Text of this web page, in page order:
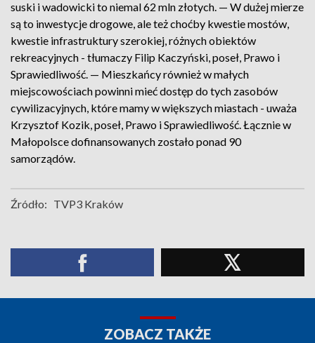
suski i wadowicki to niemal 62 mln złotych. — W dużej mierze
są to inwestycje drogowe, ale też choćby kwestie mostów,
kwestie infrastruktury szerokiej, różnych obiektów
rekreacyjnych - tłumaczy Filip Kaczyński, poseł, Prawo i
Sprawiedliwość. — Mieszkańcy również w małych
miejscowościach powinni mieć dostęp do tych zasobów
cywilizacyjnych, które mamy w większych miastach - uważa
Krzysztof Kozik, poseł, Prawo i Sprawiedliwość. Łącznie w
Małopolsce dofinansowanych zostało ponad 90
samorządów.
Źródło: TVP3 Kraków
ZOBACZ TAKŻE